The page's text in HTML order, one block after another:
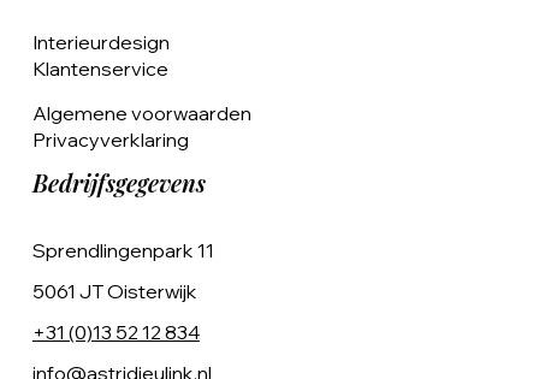
Interieurdesign
Klantenservice
Algemene voorwaarden
Privacyverklaring
Bedrijfsgegevens
Sprendlingenpark 11
5061 JT Oisterwijk
+31 (0)13 52 12 834
info@astridjeulink.nl